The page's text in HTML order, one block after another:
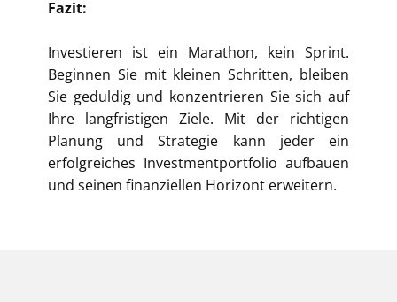
Fazit:
Investieren ist ein Marathon, kein Sprint.
Beginnen Sie mit kleinen Schritten, bleiben
Sie geduldig und konzentrieren Sie sich auf
Ihre langfristigen Ziele. Mit der richtigen
Planung und Strategie kann jeder ein
erfolgreiches Investmentportfolio aufbauen
und seinen finanziellen Horizont erweitern.